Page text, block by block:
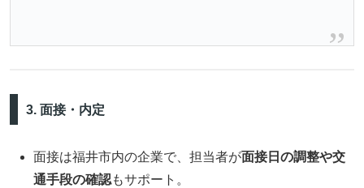
3. 面接・内定
面接は福井市内の企業で、担当者が面接日の調整や交
通手段の確認もサポート。